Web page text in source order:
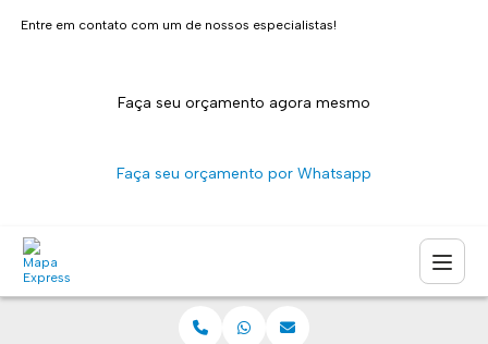
Entre em contato com um de nossos especialistas!
Faça seu orçamento agora mesmo
Faça seu orçamento por Whatsapp